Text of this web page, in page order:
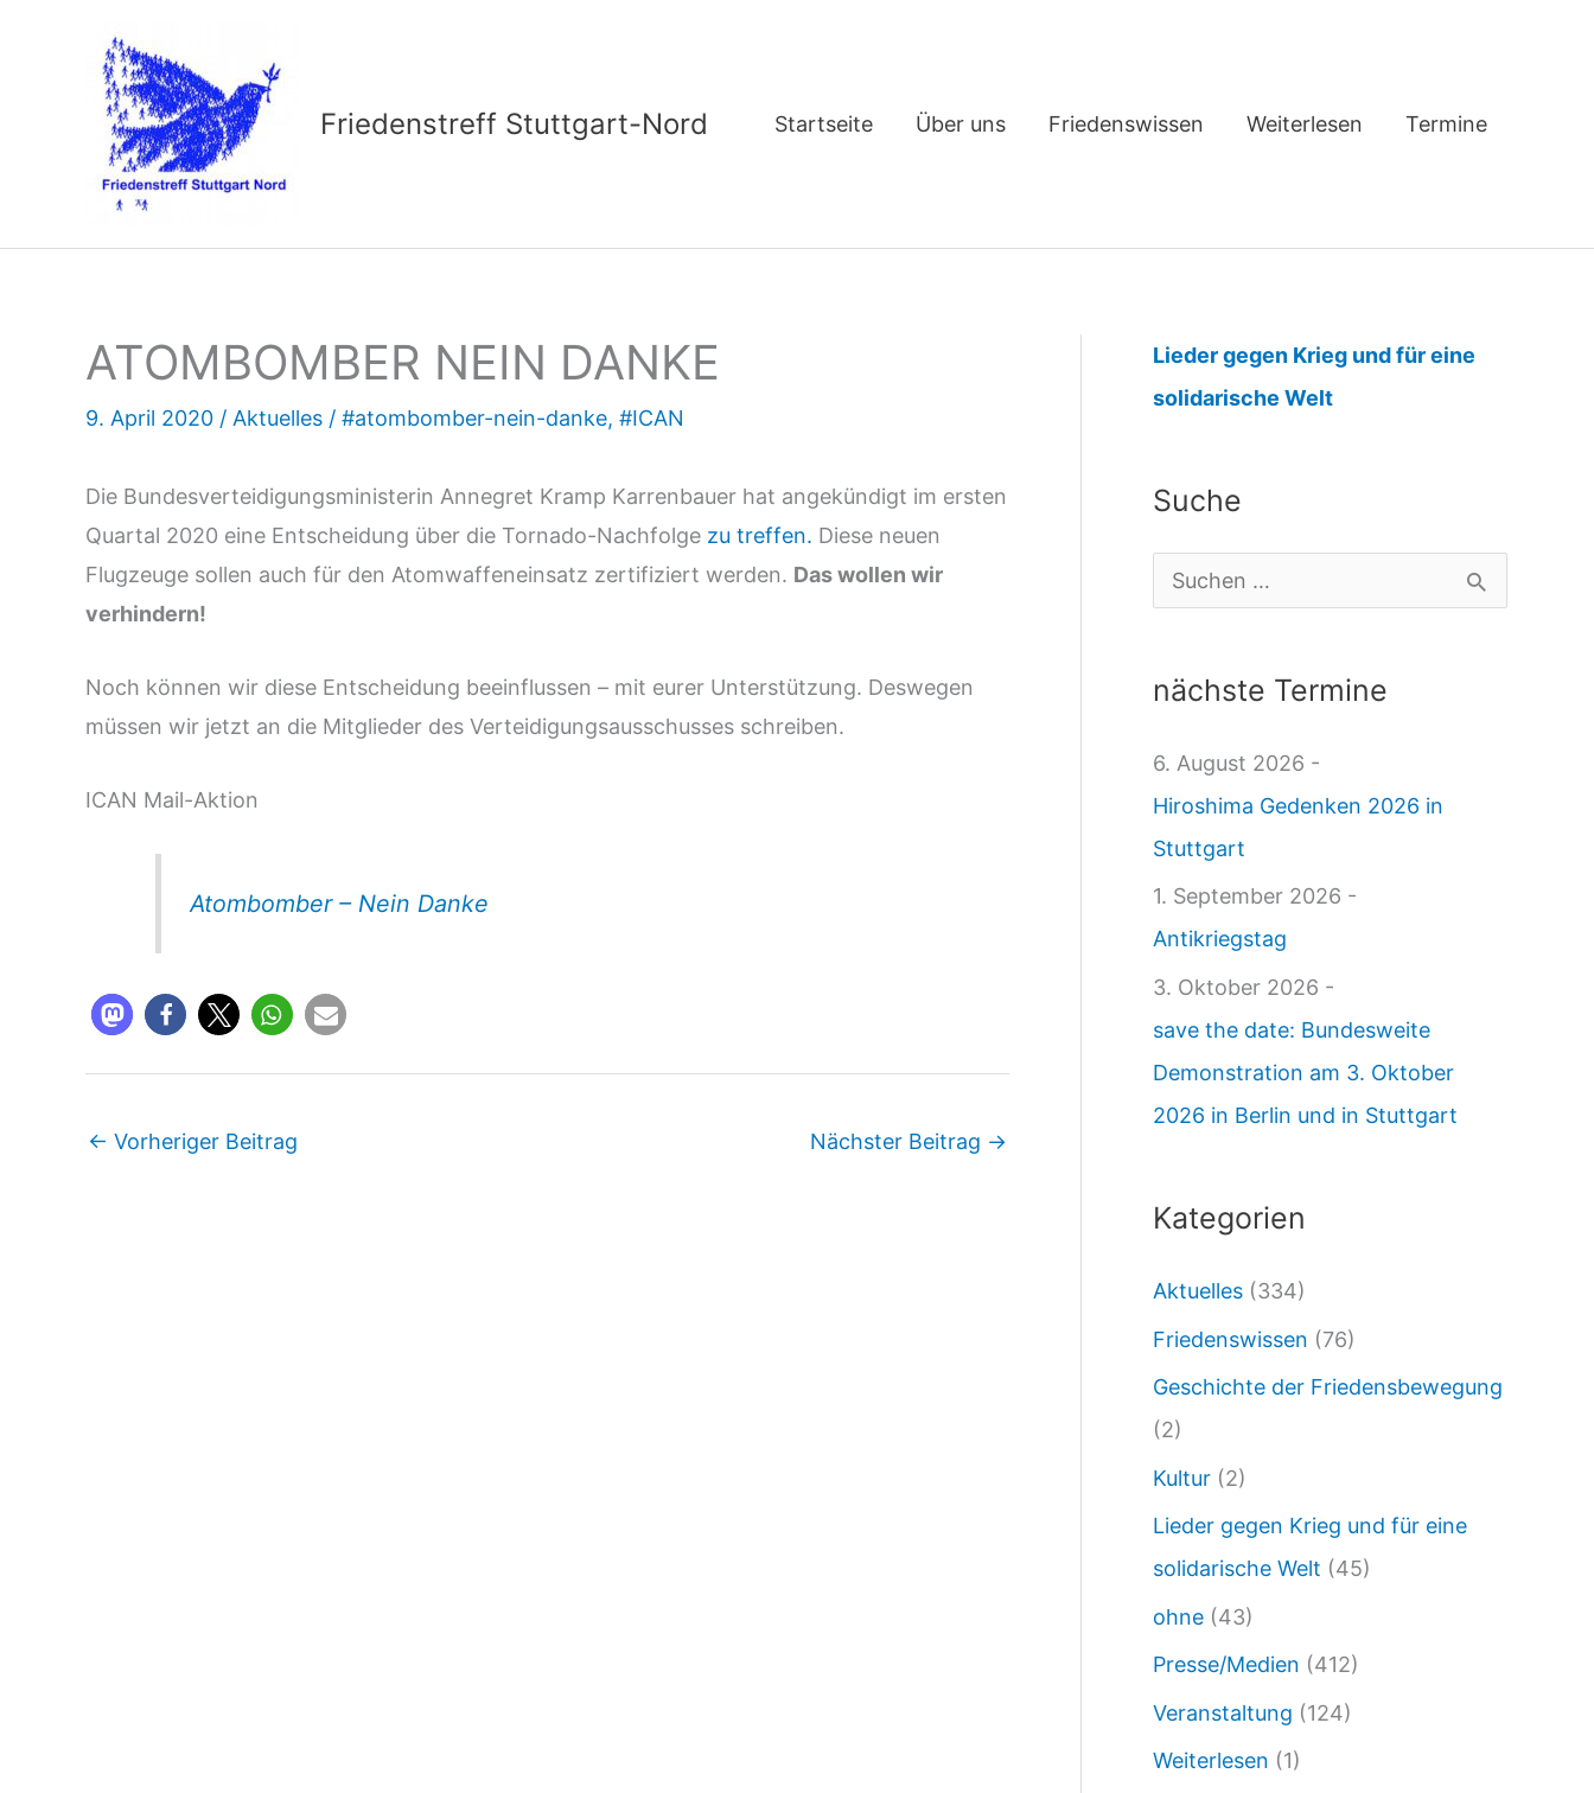
Friedenstreff Stuttgart-Nord Startseite Über uns Friedenswissen Weiterlesen Termine
ATOMBOMBER NEIN DANKE
9. April 2020 / Aktuelles / #atombomber-nein-danke, #ICAN
Die Bundesverteidigungsministerin Annegret Kramp Karrenbauer hat angekündigt im ersten
Quartal 2020 eine Entscheidung über die Tornado-Nachfolge zu treffen. Diese neuen
Flugzeuge sollen auch für den Atomwaffeneinsatz zertifiziert werden. Das wollen wir
verhindern!
Noch können wir diese Entscheidung beeinflussen – mit eurer Unterstützung. Deswegen
müssen wir jetzt an die Mitglieder des Verteidigungsausschusses schreiben.
ICAN Mail-Aktion
Atombomber – Nein Danke
← Vorheriger Beitrag Nächster Beitrag →
Lieder gegen Krieg und für eine
solidarische Welt:
B
M
E
N
D
A
N
Suche
u
h
:
nächste Termine
6. August 2026 -
Hiroshima Gedenken 2026 in
Stuttgart
1. September 2026 -
Antikriegstag
3. Oktober 2026 -
save the date: Bundesweite
Demonstration am 3. Oktober
2026 in Berlin und in Stuttgart
Kategorien
Aktuelles (334)
Friedenswissen (76)
Geschichte der Friedensbewegung
(2)
Kultur (2)
Lieder gegen Krieg und für eine
solidarische Welt (45)
ohne (43)
Presse/Medien (412)
Veranstaltung (124)
Weiterlesen (1)